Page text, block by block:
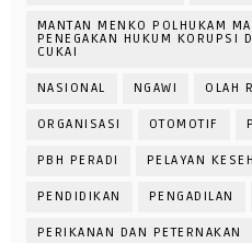
MANTAN MENKO POLHUKAM
PENEGAKAN HUKUM KORUPSI
CUKAI
NASIONAL NGAWI OLAH
ORGANISASI OTOMOTIF
PBH PERADI PELAYAN
PENDIDIKAN PENGADILAN
PERIKANAN DAN PETERNAKAN